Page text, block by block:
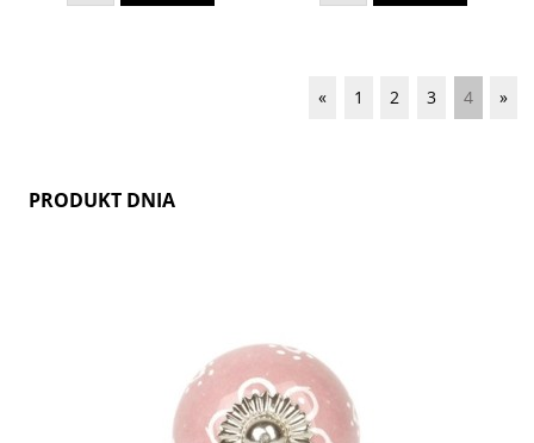
« 1 2 3 4 »
PRODUKT DNIA